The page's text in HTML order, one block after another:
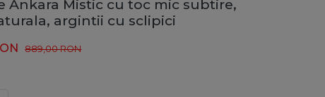
Ankara Mistic cu toc mic subtire,
argintii cu sclipici
889,00RON